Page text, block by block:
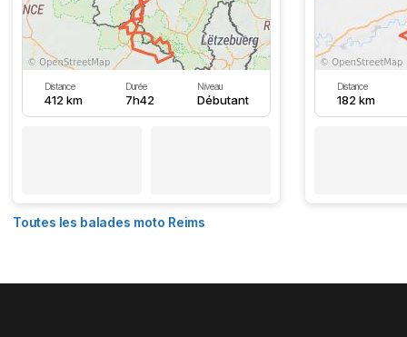
Distance
412 km
Durée
7h42
Niveau
Débutant
Distance
182 km
Toutes les balades moto Reims